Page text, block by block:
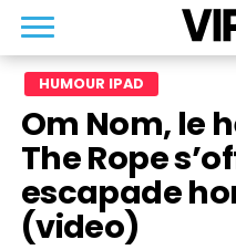
HUMOUR IPAD
Om Nom, le
The Rope
escapade
(video)